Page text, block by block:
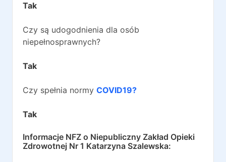
Tak
Czy są udogodnienia dla osób
niepełnosprawnych?
Tak
Czy spełnia normy COVID19?
Tak
Informacje NFZ o Niepubliczny Zakład Opieki
Zdrowotnej Nr 1 Katarzyna Szalewska: